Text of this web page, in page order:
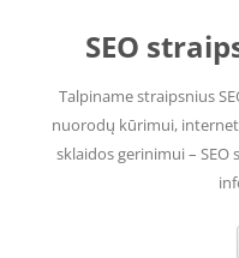
SEO
Talpiname straipsnius
nuorodų kūrimui,
sklaidos gerinimui –